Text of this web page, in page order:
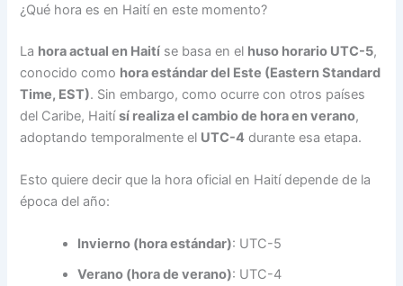
¿Qué hora es en Haití en este momento?
La hora actual en Haití se basa en el huso horario UTC-5,
conocido como hora estándar del Este (Eastern Standard
Time, EST). Sin embargo, como ocurre con otros países
del Caribe, Haitísí realiza el cambio de hora en verano,
adoptando temporalmente el UTC-4 durante esa etapa.
Esto quiere decir que la hora oficial en Haití depende de la
época del año:
Invierno (hora estándar): UTC-5
Verano (hora de verano): UTC-4